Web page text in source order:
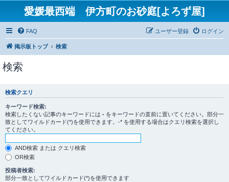
愛媛最西端 伊方町のお砂庭[よろず屋]
FAQ ログイン
ユーザー登録
掲示板トップ 検索
検索
検索クエリ
キーワード検索:
検索したくない記事のキーワードには - をキーワードの直前に置いてください。部分一
致としてワイルドカード(*)を使用できます。-* を使用する場合はクエリ検索を選択し
てください。
AND検索 または クエリ検索
OR検索
投稿者検索:
部分一致としてワイルドカード(*)を使用できます